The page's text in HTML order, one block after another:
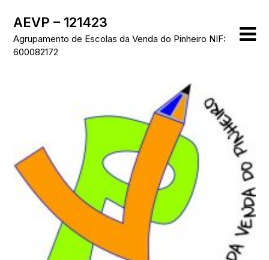
content
AEVP – 121423
Agrupamento de Escolas da Venda do Pinheiro NIF:
600082172